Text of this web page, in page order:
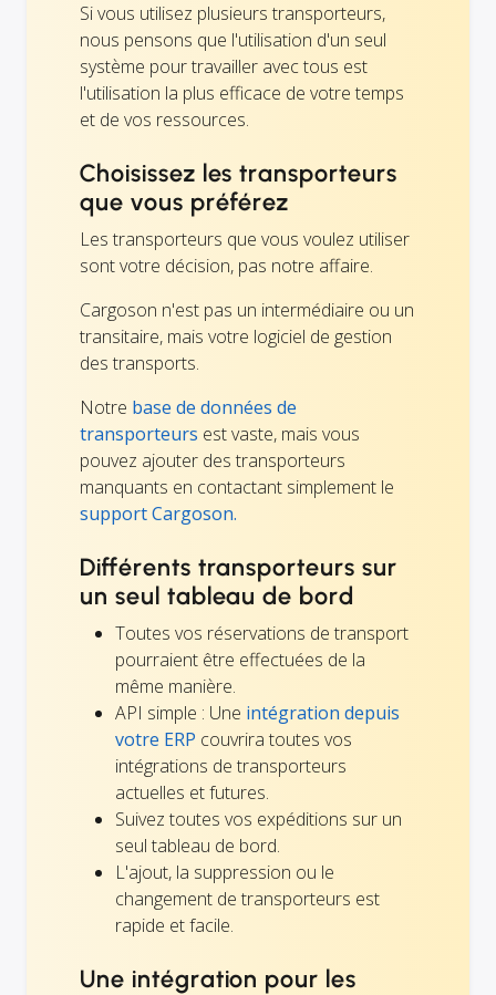
Si vous utilisez plusieurs transporteurs,
nous pensons que l'utilisation d'un seul
système pour travailler avec tous est
l'utilisation la plus efficace de votre temps
et de vos ressources.
Choisissez les transporteurs
que vous préférez
Les transporteurs que vous voulez utiliser
sont votre décision, pas notre affaire.
Cargoson n'est pas un intermédiaire ou un
transitaire, mais votre logiciel de gestion
des transports.
Notre base de données de
transporteurs est vaste, mais vous
pouvez ajouter des transporteurs
manquants en contactant simplement le
support Cargoson.
Différents transporteurs sur
un seul tableau de bord
Toutes vos réservations de transport
pourraient être effectuées de la
même manière.
API simple : Une intégration depuis
votre ERP couvrira toutes vos
intégrations de transporteurs
actuelles et futures.
Suivez toutes vos expéditions sur un
seul tableau de bord.
L'ajout, la suppression ou le
changement de transporteurs est
rapide et facile.
Une intégration pour les